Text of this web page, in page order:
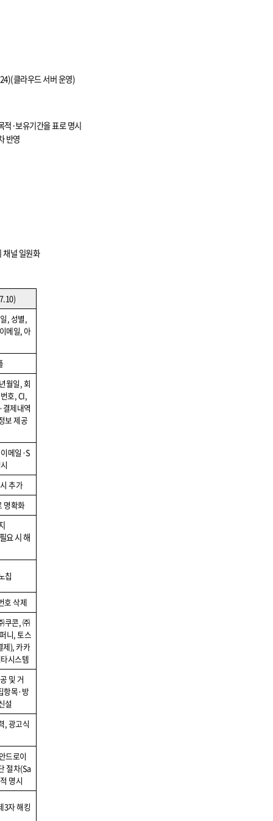
24)(클라우드 서버 운영)
적·보유기간을 표로 명시
반영
채널 일원화
성별
이메일 ,아
월일 회
호 , CI,
·결제내역
보 제공
이메일 ·S
추가
명확화
요 시 해
칩
호 삭제
쿠콘 ㈜
니 토스
제), 카카
시스템
및 거
항목·방
설
광고식
드로이
절차(Sa
명시
3자 해킹